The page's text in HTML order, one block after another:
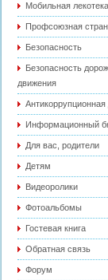
Мобильная лекотека
Профсоюзная
Безопасность
Безопасность
движения
Антикоррупционная
Информационный
Для вас, родители
Детям
Видеоролики
Фотоальбомы
Гостевая книга
Обратная связь
Форум